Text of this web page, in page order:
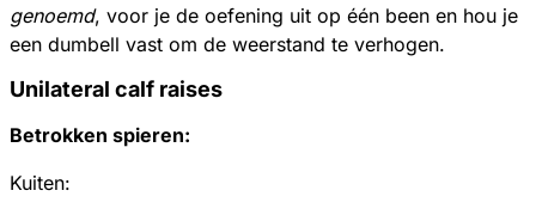
genoemd, voor je de oefening uit op één been en hou je
een dumbell vast om de weerstand te verhogen.
Unilateral calf raises
Betrokken spieren:
Kuiten: